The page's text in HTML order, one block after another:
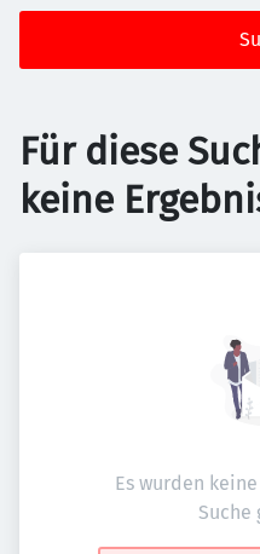
Für diese
keine
Es wurden
Suche